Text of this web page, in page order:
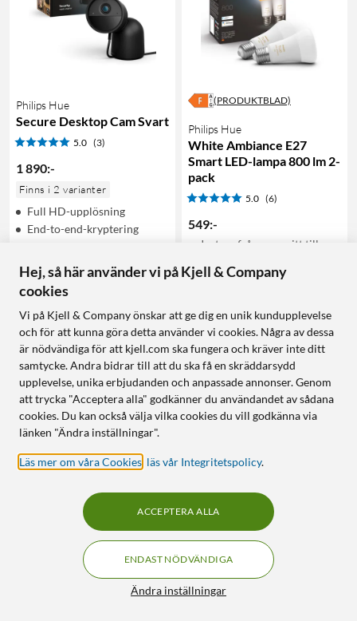
Philips Hue
Secure Desktop Cam Svart
5.0 (3)
1 890:-
Finns i 2 varianter
Full HD-upplösning
End-to-end-kryptering
Online: 5+ st
(PRODUKTBLAD)
Philips Hue
White Ambiance E27
Smart LED-lampa 800 lm 2-
pack
5.0 (6)
549:-
Justera från varmvitt till
Zigbee och Bluetooth-stöd
Online: 5+ st
Bridge Brygga
4.5 (77)
238
(PRODUKTBLAD)
Philips Hue
Startpaket: 2x White &
Color E27 + Dimmer +
Hej, så här använder vi på Kjell & Company
cookies
Vi på Kjell & Company önskar att ge dig en unik kundupplevelse
och för att kunna göra detta använder vi cookies. Några av dessa
är nödvändiga för att kjell.com ska fungera och kräver inte ditt
samtycke. Andra bidrar till att du ska få en skräddarsydd
upplevelse, unika erbjudanden och anpassade annonser. Genom
att trycka "Acceptera alla" godkänner du användandet av sådana
cookies. Du kan också välja vilka cookies du vill godkänna via
länken "Ändra inställningar".
Läs mer om våra Cookies läs vår Integritetspolicy.
Ändra inställningar
ENDAST NÖDVÄNDIGA
ACCEPTERA ALLA